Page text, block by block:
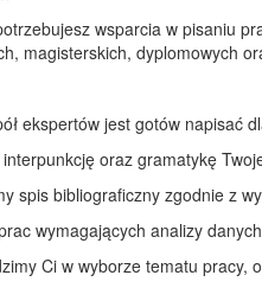
wsparcia w pisaniu
magisterskich, dyplomowych
ekspertów jest gotów
oraz gramatykę
spis bibliograficzny zgodnie z
wymagających analizy
Ci w wyborze tematu